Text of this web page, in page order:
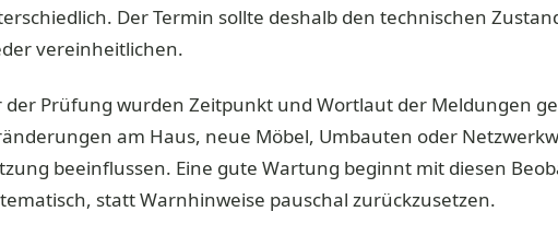
Der Termin sollte deshalb den technischen
vereinheitlichen.
der Prüfung wurden Zeitpunkt und Wortlaut der Meldungen
am Haus, neue Möbel, Umbauten oder
beeinflussen. Eine gute Wartung beginnt mit diesen
statt Warnhinweise pauschal zurückzusetzen.